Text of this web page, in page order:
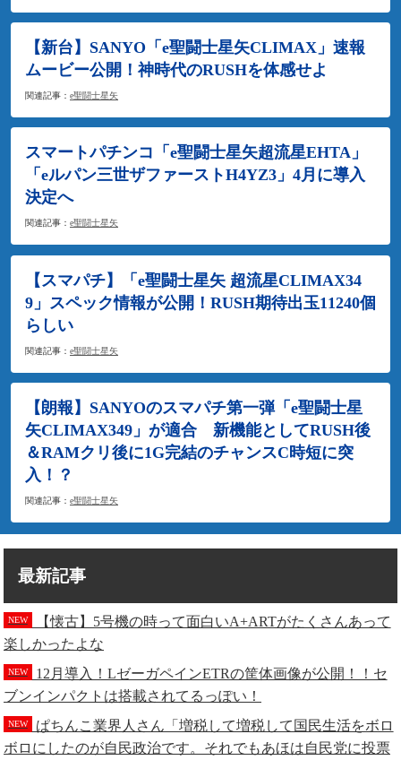
【新台】SANYO「e聖闘士星矢CLIMAX」速報
ムービー公開！神時代のRUSHを体感せよ
関連記事： e聖闘士星矢
スマートパチンコ「e聖闘士星矢超流星EHTA」
「eルパン三世ザファーストH4YZ3」4月に導入
決定へ
関連記事： e聖闘士星矢
【スマパチ】「e聖闘士星矢 超流星CLIMAX34
9」スペック情報が公開！RUSH期待出玉11240個
らしい
関連記事： e聖闘士星矢
【朗報】SANYOのスマパチ第一弾「e聖闘士星
矢CLIMAX349」が適合 新機能としてRUSH後
＆RAMクリ後に1G完結のチャンスC時短に突
入！？
関連記事： e聖闘士星矢
最新記事
NEW
【懐古】5号機の時って面白いA+ARTがたくさんあって
楽しかったよな
NEW
12月導入！LゼーガペインETRの筐体画像が公開！！セ
ブンインパクトは搭載されてるっぽい！
NEW
ぱちんこ業界人さん「増税して増税して国民生活をボロ
ボロにしたのが自民政治です。それでもあほは自民党に投票